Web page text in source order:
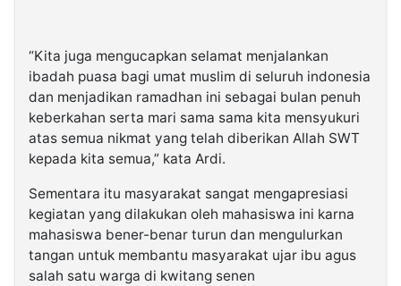
“Kita juga mengucapkan selamat menjalankan
ibadah puasa bagi umat muslim di seluruh indonesia
dan menjadikan ramadhan ini sebagai bulan penuh
keberkahan serta mari sama sama kita mensyukuri
atas semua nikmat yang telah diberikan Allah SWT
kepada kita semua,” kata Ardi.
Sementara itu masyarakat sangat mengapresiasi
kegiatan yang dilakukan oleh mahasiswa ini karna
mahasiswa bener-benar turun dan mengulurkan
tangan untuk membantu masyarakat ujar ibu agus
salah satu warga di kwitang senen